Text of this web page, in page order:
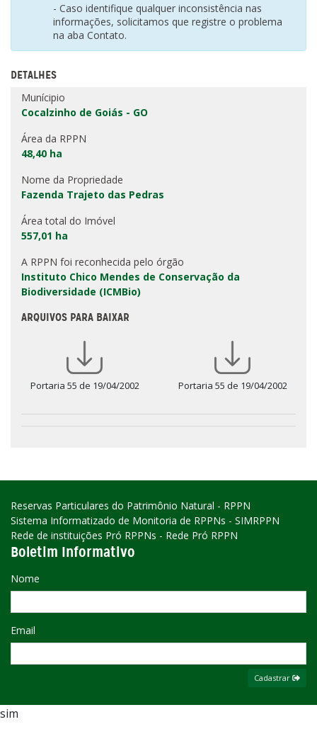
- Caso identifique qualquer inconsistência nas
informações, solicitamos que registre o problema
na aba Contato.
DETALHES
Munícipio
Cocalzinho de Goiás - GO
Área da RPPN
48,40 ha
Nome da Propriedade
Fazenda Trajeto das Pedras
Área total do Imóvel
557,01 ha
A RPPN foi reconhecida pelo órgão
Instituto Chico Mendes de Conservação da
Biodiversidade (ICMBio)
ARQUIVOS PARA BAIXAR
Portaria 55 de 19/04/2002 Portaria 55 de 19/04/2002
Reservas Particulares do Patrimônio Natural - RPPN
Sistema Informatizado de Monitoria de RPPNs - SIMRPPN
Rede de instituições Pró RPPNs - Rede Pró RPPN
Boletim Informativo
Nome
Email
Cadastrar
sim